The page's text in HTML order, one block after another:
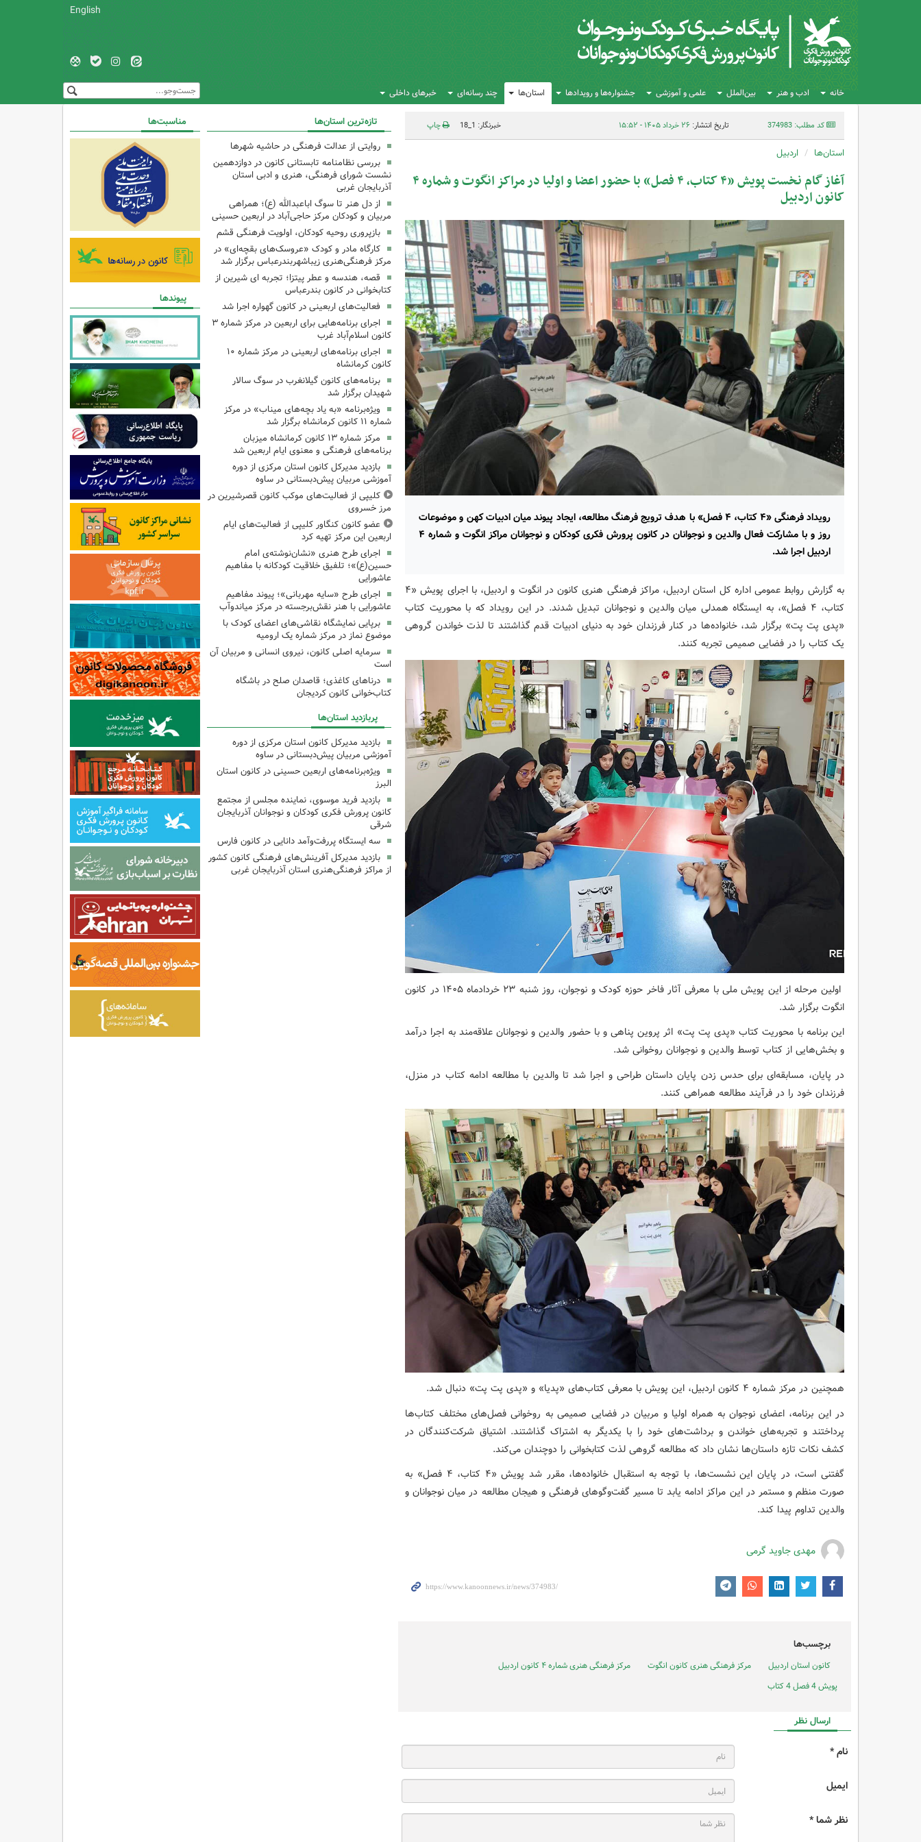
English
خانه ادب و هنر بین‌الملل علمی و آموزشی جشنواره‌ها و رویدادها استان‌ها چند رسانه‌ای خبرهای داخلی
کد مطلب: 374983 تاریخ انتشار:۲۶ خرداد ۱۴۰۵ - ۱۵:۵۲ خبرنگار: 1_18 چاپ
استان‌ها اردبیل
آغاز گام نخست پویش «۴ کتاب، ۴ فصل» با حضور اعضا و اولیا در مراکز انگوت و شماره ۴
کانون اردبیل
رویداد فرهنگی «۴ کتاب، ۴ فصل» با هدف ترویج فرهنگ مطالعه، ایجاد پیوند میان ادبیات کهن و موضوعات
روز و با مشارکت فعال والدین و نوجوانان در کانون پرورش فکری کودکان و نوجوانان مراکز انگوت و شماره ۴
اردبیل اجرا شد.
به گزارش روابط عمومی اداره کل استان اردبیل، مراکز فرهنگی هنری کانون در انگوت و اردبیل، با اجرای پویش «۴
کتاب، ۴ فصل»، به ایستگاه همدلی میان والدین و نوجوانان تبدیل شدند. در این رویداد که با محوریت کتاب
«پدی پت‌ پت» برگزار شد، خانواده‌ها در کنار فرزندان خود به دنیای ادبیات قدم گذاشتند تا لذت خواندن گروهی
یک کتاب را در فضایی صمیمی تجربه کنند.
اولین مرحله از این پویش ملی با معرفی آثار فاخر حوزه کودک و نوجوان، روز شنبه ۲۳ خردادماه ۱۴۰۵ در کانون
انگوت برگزار شد.
این برنامه با محوریت کتاب «پدی پت‌ پت» اثر پروین پناهی و با حضور والدین و نوجوانان علاقه‌مند به اجرا درآمد
و بخش‌هایی از کتاب توسط والدین و نوجوانان روخوانی شد.
در پایان، مسابقه‌ای برای حدس زدن پایان داستان طراحی و اجرا شد تا والدین با مطالعه ادامه کتاب در منزل،
فرزندان خود را در فرآیند مطالعه همراهی کنند.
همچنین در مرکز شماره ۴ کانون اردبیل، این پویش با معرفی کتاب‌های «پدیا» و «پدی پت‌ پت» دنبال شد.
در این ‌برنامه، اعضای نوجوان به همراه اولیا و مربیان در فضایی صمیمی به روخوانی فصل‌های مختلف کتاب‌ها
پرداختند و تجربه‌های خواندن و برداشت‌های خود را با یکدیگر به اشتراک گذاشتند. اشتیاق شرکت‌کنندگان در
کشف نکات تازه داستان‌ها نشان داد که مطالعه گروهی لذت کتابخوانی را دوچندان می‌کند.
گفتنی است، در پایان این نشست‌ها، با توجه به استقبال خانواده‌ها، مقرر شد پویش «۴ کتاب، ۴ فصل» به
صورت منظم و مستمر در این مراکز ادامه یابد تا مسیر گفت‌وگوهای فرهنگی و هیجان مطالعه در میان نوجوانان و
والدین تداوم پیدا کند.
مهدی جاوید گرمی
برچسب‌ها
کانون استان اردبیل مرکز فرهنگی هنری کانون انگوت
مرکز فرهنگی هنری شماره ۴ کانون اردبیل
پویش 4 فصل 4 کتاب
ارسال نظر
نام *
ایمیل
نظر شما *
تازه‌ترین استان‌ها
روایتی از عدالت فرهنگی در حاشیه شهرها
بررسی نظامنامه تابستانی کانون در دوازدهمین
نشست شورای فرهنگی، هنری و ادبی استان
آذربایجان غربی
از دل هنر تا سوگ اباعبدالله (ع)؛ همراهی
مربیان و کودکان مرکز حاجی‌آباد در اربعین حسینی
بازپروری روحیه کودکان، اولویت فرهنگی قشم
کارگاه مادر و کودک «عروسک‌های بقچه‌ای» در
مرکز فرهنگی‌هنری زیباشهربندرعباس برگزار شد
قصه، هندسه و عطر پیتزا؛ تجربه ای شیرین از
کتابخوانی در کانون بندرعباس
فعالیت‌های اربعینی در کانون گهواره اجرا شد
اجرای برنامه‌هایی برای اربعین در مرکز شماره ۳
کانون اسلام‌آباد غرب
اجرای برنامه‌های اربعینی در مرکز شماره ۱۰
کانون کرمانشاه
برنامه‌های کانون گیلانغرب در سوگ سالار
شهیدان برگزار شد
ویژه‌برنامه «به یاد بچه‌های میناب» در مرکز
شماره ۱۱ کانون کرمانشاه برگزار شد
مرکز شماره ۱۳ کانون کرمانشاه میزبان
برنامه‌های فرهنگی و معنوی ایام اربعین شد
بازدید مدیرکل کانون استان مرکزی از دوره
آموزشی مربیان پیش‌دبستانی در ساوه
کلیپی از فعالیت‌های موکب کانون قصرشیرین در
مرز خسروی
عضو کانون کنگاور کلیپی از فعالیت‌های ایام
اربعین این مرکز تهیه کرد
اجرای طرح هنری «نشان‌نوشته‌ی امام
حسین(ع)»؛ تلفیق خلاقیت کودکانه با مفاهیم
عاشورایی
اجرای طرح «سایه مهربانی»؛ پیوند مفاهیم
عاشورایی با هنر نقش‌برجسته در مرکز میاندوآب
برپایی نمایشگاه نقاشی‌های اعضای کودک با
موضوع نماز در مرکز شماره یک ارومیه
سرمایه اصلی کانون، نیروی انسانی و مربیان آن
است
درناهای کاغذی؛ قاصدان صلح در باشگاه
کتاب‌خوانی کانون کردیجان
پربازدید استان‌ها
بازدید مدیرکل کانون استان مرکزی از دوره
آموزشی مربیان پیش‌دبستانی در ساوه
ویژه‌برنامه‌های اربعین حسینی در کانون استان
البرز
بازدید فرید موسوی، نماینده مجلس از مجتمع
کانون پرورش فکری کودکان و نوجوانان آذربایجان
شرقی
سه ایستگاه پررفت‌وآمد دانایی در کانون فارس
بازدید مدیرکل آفرینش‌های فرهنگی کانون کشور
از مراکز فرهنگی‌هنری استان آذربایجان غربی
مناسبت‌ها
پیوندها